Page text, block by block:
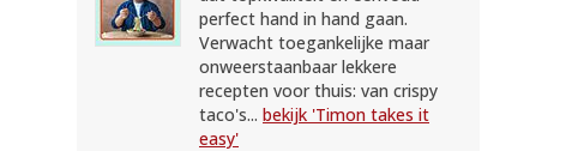
perfect hand in hand gaan.
Verwacht toegankelijke maar
onweerstaanbaar lekkere
recepten voor thuis: van crispy
taco's... bekijk 'Timon takes it
easy'